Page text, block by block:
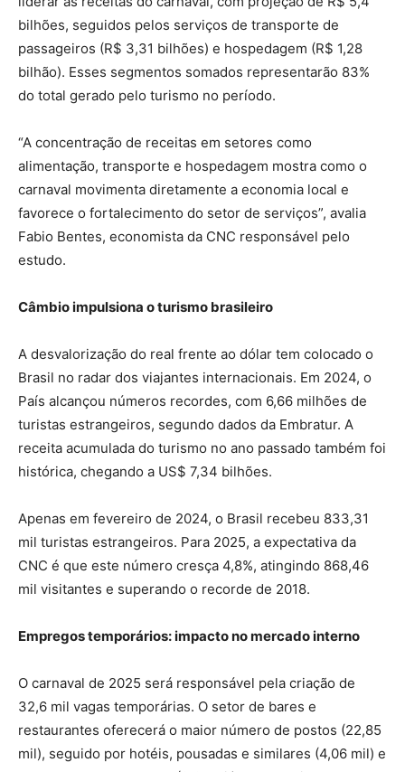
bilhões, seguidos pelos serviços de transporte de
passageiros (R$ 3,31 bilhões) e hospedagem (R$ 1,28
bilhão). Esses segmentos somados representarão 83%
do total gerado pelo turismo no período.
“A concentração de receitas em setores como
alimentação, transporte e hospedagem mostra como o
carnaval movimenta diretamente a economia local e
favorece o fortalecimento do setor de serviços”, avalia
Fabio Bentes, economista da CNC responsável pelo
estudo.
Câmbio impulsiona o turismo brasileiro
A desvalorização do real frente ao dólar tem colocado o
Brasil no radar dos viajantes internacionais. Em 2024, o
País alcançou números recordes, com 6,66 milhões de
turistas estrangeiros, segundo dados da Embratur. A
receita acumulada do turismo no ano passado também foi
histórica, chegando a US$ 7,34 bilhões.
Apenas em fevereiro de 2024, o Brasil recebeu 833,31
mil turistas estrangeiros. Para 2025, a expectativa da
CNC é que este número cresça 4,8%, atingindo 868,46
mil visitantes e superando o recorde de 2018.
Empregos temporários: impacto no mercado interno
O carnaval de 2025 será responsável pela criação de
32,6 mil vagas temporárias. O setor de bares e
restaurantes oferecerá o maior número de postos (22,85
mil), seguido por hotéis, pousadas e similares (4,06 mil) e